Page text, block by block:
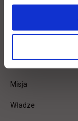
Płońsk
Uczelnia
Misja
Władze